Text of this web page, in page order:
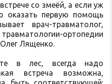
со змеёй, а если уж
оказать первую помощь
врач-травматолог,
ортопедии
Лященко.
в лес, всегда надо
встреча возможна,